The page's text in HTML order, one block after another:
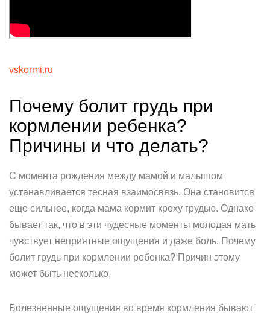
vskormi.ru
Почему болит грудь при
кормлении ребенка?
Причины и что делать?
С момента рождения между мамой и малышом
устанавливается тесная взаимосвязь. Она становится
еще сильнее, когда мама кормит кроху грудью. Однако
бывает так, что в эти чудесные моменты молодая мать
чувствует неприятные ощущения и даже боль. Почему
болит грудь при кормлении ребенка? Причин этому
может быть несколько.
Болезненные ощущения во время кормления бывают